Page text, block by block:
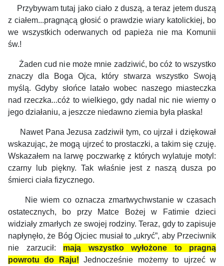
Przybywam tutaj jako ciało z duszą, a teraz jetem duszą
z ciałem...pragnącą głosić o prawdzie wiary katolickiej, bo
we wszystkich oderwanych od papieża nie ma Komunii
św.!
Żaden cud nie może mnie zadziwić, bo cóż to wszystko
znaczy dla Boga Ojca, który stwarza wszystko Swoją
myślą. Gdyby słońce latało wobec naszego miasteczka
nad rzeczka...cóż to wielkiego, gdy nadal nic nie wiemy o
jego działaniu, a jeszcze niedawno ziemia była płaska!
Nawet Pana Jezusa zadziwił tym, co ujrzał i dziękował
wskazując, że mogą ujrzeć to prostaczki, a takim się czuję.
Wskazałem na larwę poczwarkę z których wylatuje motyl:
czarny lub piękny. Tak właśnie jest z naszą dusza po
śmierci ciała fizycznego.
Nie wiem co oznacza zmartwychwstanie w czasach
ostatecznych, bo przy Matce Bożej w Fatimie dzieci
widziały zmarłych ze swojej rodziny. Teraz, gdy to zapisuje
napłynęło, że Bóg Ojciec musiał to „ukryć”, aby Przeciwnik
nie zarzucił: mają wszystko wyłożone to pragną
powrotu do Raju! Jednocześnie możemy to ujrzeć w